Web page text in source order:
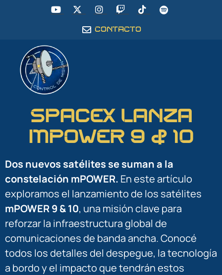
CONTACTO
SpaceX lanza
mPOWER 9 & 10
Dos nuevos satélites se suman a la
constelación mPOWER. En este artículo
exploramos el lanzamiento de los satélites
mPOWER 9 & 10, una misión clave para
reforzar la infraestructura global de
comunicaciones de banda ancha. Conocé
todos los detalles del despegue, la tecnología
a bordo y el impacto que tendrán estos